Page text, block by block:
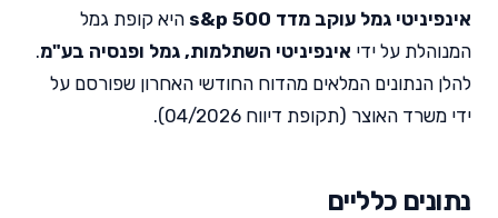
אינפיניטי גמל עוקב מדד s&p 500
היא קופת גמל
המנוהלת על ידי אינפיניטי השתלמות, גמל ופנסיה בע"מ.
להלן הנתונים המלאים מהדוח החודשי האחרון שפורסם על
ידי משרד האוצר (תקופת דיווח 04/2026).
נתונים כלליים